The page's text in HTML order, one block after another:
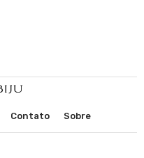
Contato Sobre